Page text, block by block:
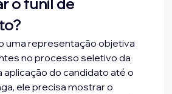
o funil de
uma representação objetiva
no processo seletivo da
aplicação do candidato até o
ele precisa mostrar o